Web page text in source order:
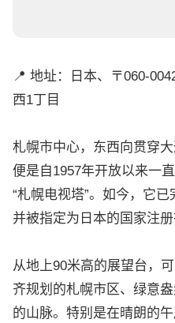
📍 地址：日本、〒060-
西1丁目
札幌市中心，东西向贯穿
便是自1957年开放以来一
“札幌电视塔”。如今，它已
并被指定为日本的国家注册
从地上90米高的展望台，
齐规划的札幌市区、绿意
的山脉。特别是在晴朗的